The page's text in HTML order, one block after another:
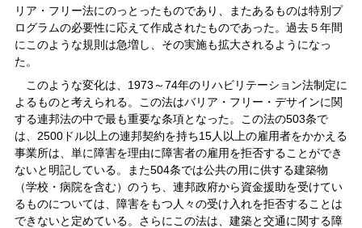
リア・フリー法にのっとったものであり、またあるものは特別プ
ログラムの必要性に応えて作成されたものであった。過去５年間
にこのような規則は急増し、その実施も拡大されるようになっ
た。
このような変化は、1973～74年のリハビリテーション法制定に
よるものと考えられる。この法はバリア・フリー・デサインに関
する連邦法の中で最も重要な条項となった。この法の503条で
は、2500ドル以上の連邦契約を持ち15人以上の雇用者をかかえる
事業所は、単に障害を理由に障害者の雇用を拒否することができ
ないと明記している。また504条では公共の用に供する建築物
（学校・病院を含む）のうち、連邦政府から資金援助を受けてい
るものについては、障害をもつ人々の受け入れを拒否することは
できないと定めている。さらにこの法は、建築と交通に関する障